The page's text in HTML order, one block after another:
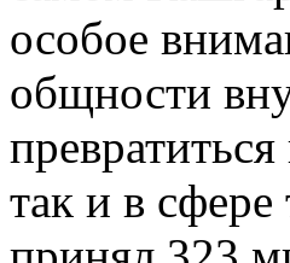
особое
общности
так и в